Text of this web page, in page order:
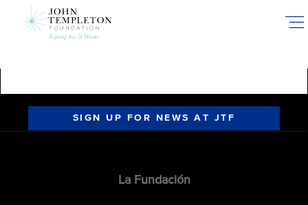
SIGN UP FOR NEWS AT JTF
La Fundación